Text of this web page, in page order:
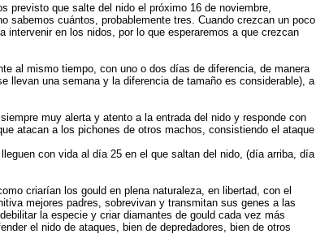
previsto que salte del nido el próximo 16 de noviembre,
sabemos cuántos, probablemente tres. Cuando crezcan un poco
en los nidos, por lo que esperaremos a que crezcan
al mismo tiempo, con uno o dos días de diferencia, de manera
llevan una semana y la diferencia de tamaño es considerable), a
muy alerta y atento a la entrada del nido y responde con
atacan a los pichones de otros machos, consistiendo el ataque
con vida al día 25 en el que saltan del nido, (día arriba, día
criarían los gould en plena naturaleza, en libertad, con el
mejores padres, sobrevivan y transmitan sus genes a las
la especie y criar diamantes de gould cada vez más
el nido de ataques, bien de depredadores, bien de otros